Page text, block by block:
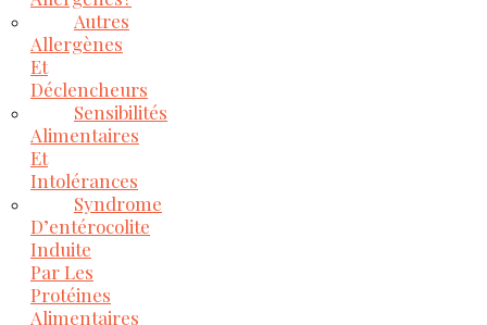
Autres
Allergènes
Et
Déclencheurs
Sensibilités
Alimentaires
Et
Intolérances
Syndrome
D’entérocolite
Induite
Par Les
Protéines
Alimentaires